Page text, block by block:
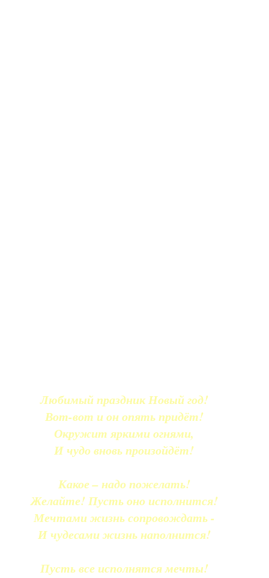
Любимый праздник Новый год!
Вот-вот и он опять придёт!
Окружит яркими огнями,
И чудо вновь произойдёт!
Какое – надо пожелать!
Желайте! Пусть оно исполнится!
Мечтами жизнь сопровождать -
И чудесами жизнь наполнится!
Пусть все исполнятся мечты!